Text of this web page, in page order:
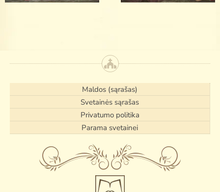
Maldos (sąrašas)
Svetainės sąrašas
Privatumo politika
Parama svetainei